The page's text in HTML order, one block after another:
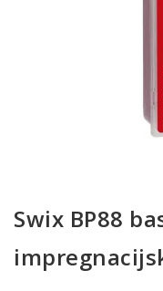
Swix BP88